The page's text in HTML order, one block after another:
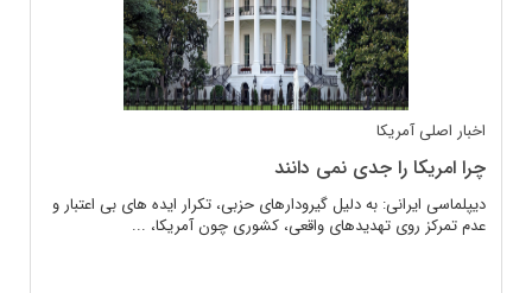
اخبار اصلیآمریکا
چرا امریکا را جدی نمی دانند
دیپلماسی ایرانی: به دلیل گیرودارهای حزبی، تکرار ایده های بی اعتبار و
عدم تمرکز روی تهدیدهای واقعی، کشوری چون آمریکا، ...